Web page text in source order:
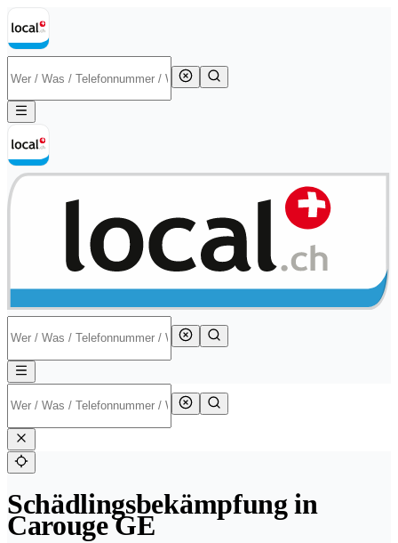
Schädlingsbekämpfung in
Carouge GE